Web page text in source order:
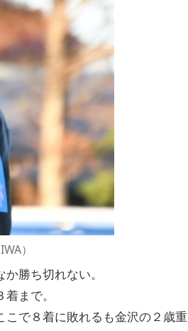
）
勝ち切れない。
まで。
こで８着に敗れるも金沢の２歳重